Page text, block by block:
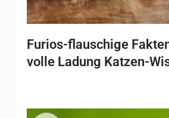
Furios-flauschige
volle Ladung Katzen-